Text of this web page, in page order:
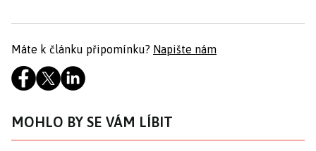
Máte k článku připomínku? Napište nám
MOHLO BY SE VÁM LÍBIT